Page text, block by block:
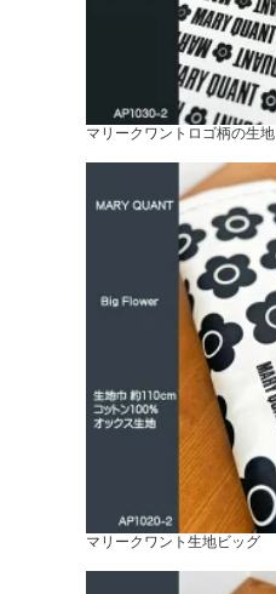
マリークワントロゴ柄の生地
マリークワント生地ビッグ